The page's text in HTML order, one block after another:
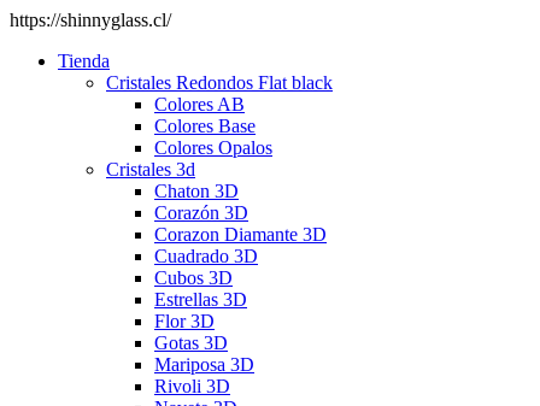
https://shinnyglass.cl/
Tienda
Cristales Redondos Flat black
Colores AB
Colores Base
Colores Opalos
Cristales 3d
Chaton 3D
Corazón 3D
Corazon Diamante 3D
Cuadrado 3D
Cubos 3D
Estrellas 3D
Flor 3D
Gotas 3D
Mariposa 3D
Rivoli 3D